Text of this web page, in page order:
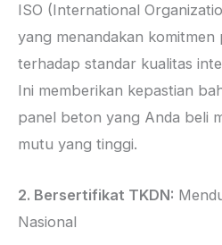
ISO (International
yang menandakan komitmen
terhadap standar kualitas
Ini memberikan kepastian
panel beton yang Anda beli
mutu yang tinggi.
2. Bersertifikat TKDN:
Nasional